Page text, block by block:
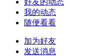
我的动态
随便看看
加为好友
发送消息